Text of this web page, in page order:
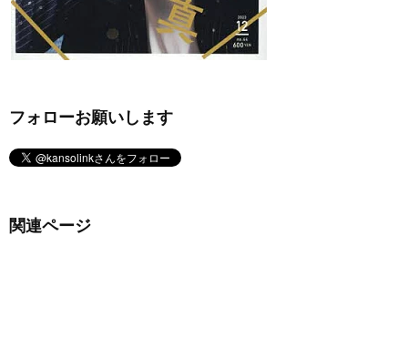
フォローお願いします
関連ページ